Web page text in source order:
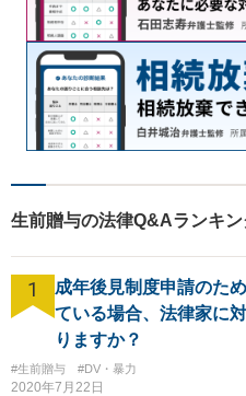
生前贈与の法律Q&Aランキン
1
成年後見制度申請のた
ている場合、法律家に
りますか？
#生前贈与 #DV・暴力
2020年7月22日